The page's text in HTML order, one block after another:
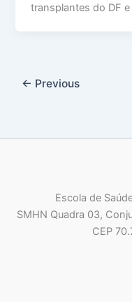
transplantes do DF e
← Previous
Escola de
SMHN Quadra 03,
CEP